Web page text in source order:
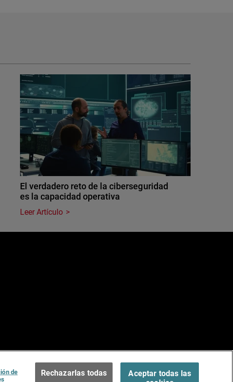
El verdadero reto de la ciberseguridad
es la capacidad operativa
Leer Artículo
Terms of Use >
de
Rechazarlas todas
Aceptar todas las